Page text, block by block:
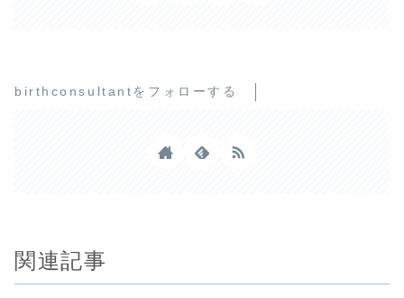
birthconsultantをフォローする
関連記事